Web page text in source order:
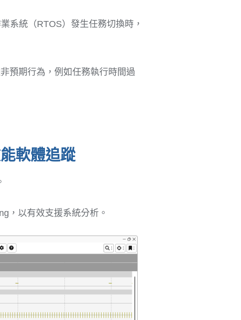
系統（RTOS）發生任務切換時，
預期行為，例如任務執行時間過
軟體追蹤
，以有效支援系統分析。